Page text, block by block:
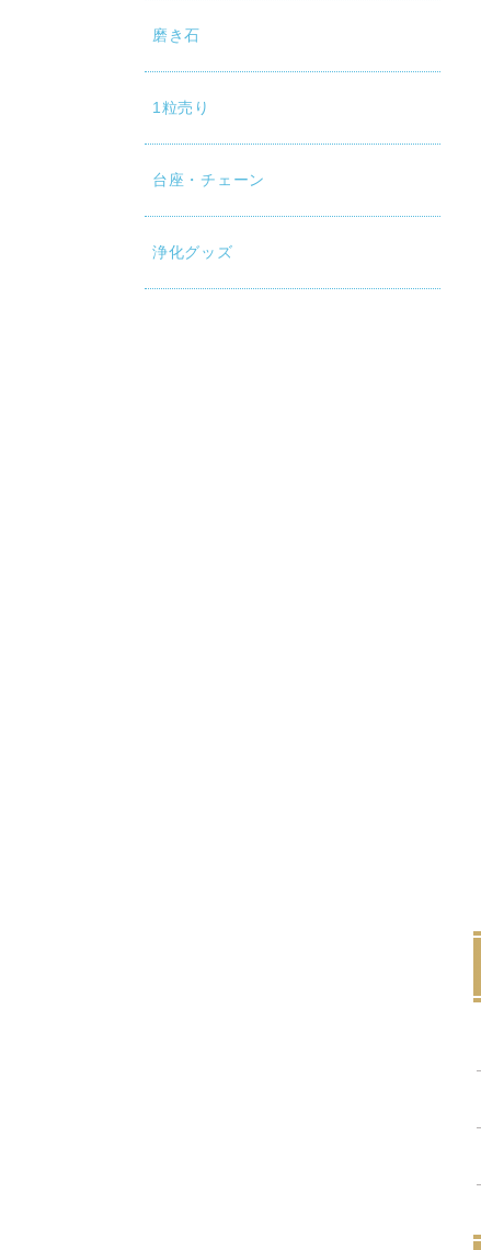
磨き石
1粒売り
台座・チェーン
浄化グッズ